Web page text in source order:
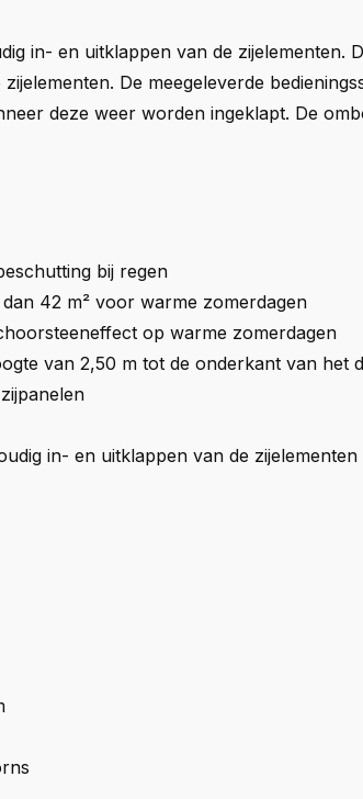
in- en uitklappen van de zijelementen.
De meegeleverde
deze weer worden ingeklapt. De
bij regen
42 m² voor warme zomerdagen
op warme zomerdagen
van 2,50 m tot de onderkant van het
in- en uitklappen van de zijelementen